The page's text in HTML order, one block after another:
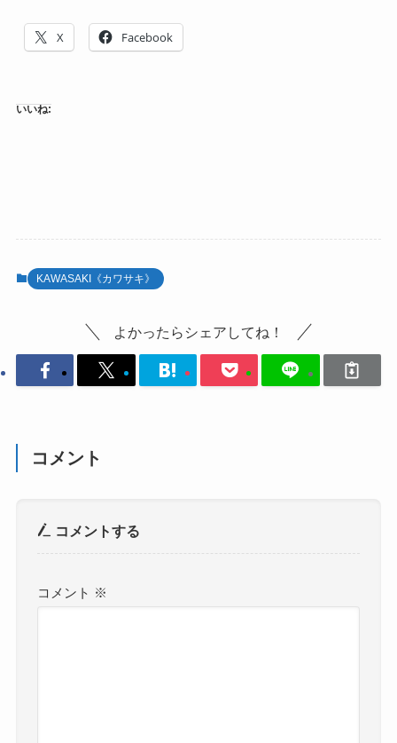
X Facebook
いいね:
KAWASAKI《カワサキ》
よかったらシェアしてね！
コメント
コメントする
コメント ※